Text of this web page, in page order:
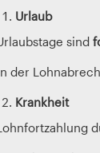
Urlaub
sind
der
Krankheit